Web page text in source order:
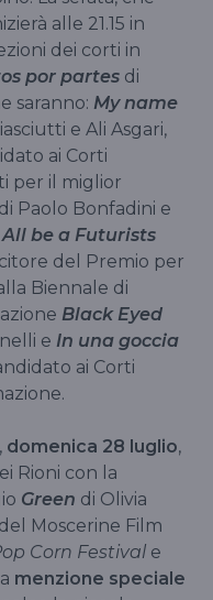
alle 21.15 in
dei corti in
por partes di
saranno: My name
e Ali Asgari,
ai Corti
per il miglior
di Paolo Bonfadini e
be a Futurists
del Premio per
Biennale di
Black Eyed
e In una goccia
ai Corti
domenica 28 luglio,
Rioni con la
Green di Olivia
Moscerine Film
Corn Festival e
menzione speciale